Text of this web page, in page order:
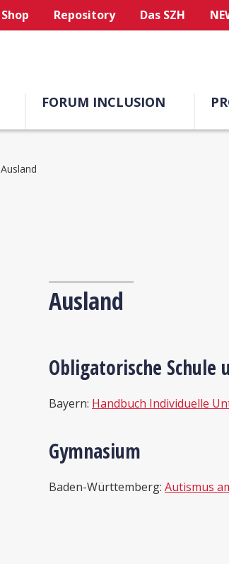
Shop Repository Das SZH
FORUM INCLUSION
Ausland
Ausland
Obligatorische Schule
Bayern: Handbuch Individuelle
Gymnasium
Baden-Württemberg: Autismus